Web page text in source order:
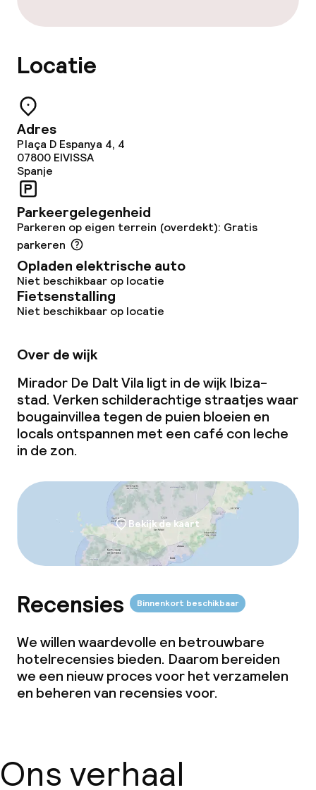
Entertainment
Eet- en drinkgelegenheden
Restaurant
Eet- en drinkdiensten
Ontbijt à la carte
Ontbijt geserveerd aan tafel
Lunch à la carte
Diner à la carte
Roomservice
Vroeg ontbijt
Laat ontbijt
Dieetopties
Glutenvrije opties
Vegetarische opties
Faciliteiten en diensten voor kinderen
Babysitservice
Wasfaciliteiten (wasmachine)
Locatie
Adres
Plaça D Espanya 4, 4
07800 EIVISSA
Spanje
Parkeergelegenheid
Parkeren op eigen terrein (overdekt): Gratis
parkeren
Opladen elektrische auto
Niet beschikbaar op locatie
Fietsenstalling
Niet beschikbaar op locatie
Over de wijk
Mirador De Dalt Vila ligt in de wijk Ibiza-
stad. Verken schilderachtige straatjes waar
bougainvillea tegen de puien bloeien en
locals ontspannen met een café con leche
in de zon.
Bekijk de kaart
Recensies Binnenkort beschikbaar
We willen waardevolle en betrouwbare
hotelrecensies bieden. Daarom bereiden
we een nieuw proces voor het verzamelen
en beheren van recensies voor.
Ons verhaal